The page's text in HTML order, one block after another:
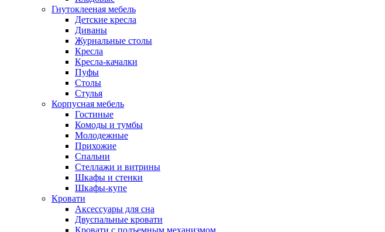
Гнутоклееная мебель
Детские кресла
Диваны
Журнальные столы
Кресла
Кресла-качалки
Пуфы
Столы
Стулья
Корпусная мебель
Гостиные
Комоды и тумбы
Молодежные
Прихожие
Спальни
Стеллажи и витрины
Шкафы и стенки
Шкафы-купе
Кровати
Аксессуары для сна
Двуспальные кровати
Кровати с подъемным механизмом